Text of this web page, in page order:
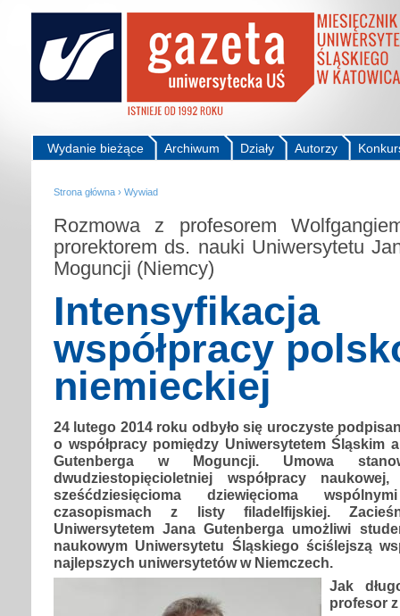
Autorzy
Działy
Archiwum
Wydanie bieżące
Strona główna › Wywiad
Rozmowa z profesorem
prorektorem ds. nauki Uniwersytetu
Moguncji (Niemcy)
Intensyfikacja
współpracy
niemieckiej
24 lutego 2014 roku odbyło się uroczyste
o współpracy pomiędzy Uniwersytetem Śląskim
Gutenberga w Moguncji. Umowa
dwudziestopięcioletniej współpracy
sześćdziesięcioma dziewięcioma
czasopismach z listy filadelfijskiej.
Uniwersytetem Jana Gutenberga umożliwi
naukowym Uniwersytetu Śląskiego ściślejszą
najlepszych uniwersytetów w Niemczech.
Jak
profesor